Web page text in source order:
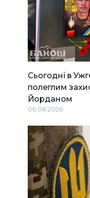
Сьогодні в
полеглим
Йорданом
06.08.2026